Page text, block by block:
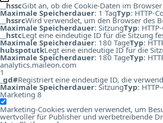
__hsscGibt an, ob die Cookie-Daten im
Maximale Speicherdauer: 1 TagTyp: HTTP-
__hssrcWird verwendet, um den Browser des
Maximale Speicherdauer: SitzungTyp:
__hstcLegt eine eindeutige ID für die Sitzung
Maximale Speicherdauer: 180 TageTyp:
hubspotutkLegt eine eindeutige ID für die
Maximale Speicherdauer: 180 TageTyp:
analytics.maileon.com
1
_gd#Registriert eine eindeutige ID, die
Maximale Speicherdauer: SitzungTyp:
Marketing 8
Marketing-Cookies werden verwendet, um
wertvoller für Publisher und werbetreibende